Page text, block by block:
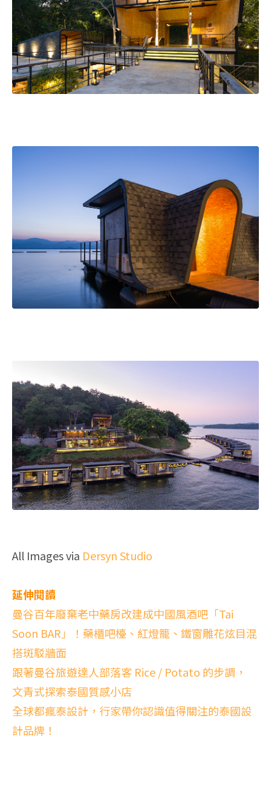
All Images via Dersyn Studio
延伸閱讀
曼谷百年廢棄老中藥房改建成中國風酒吧「Tai
Soon BAR」！藥櫃吧檯、紅燈籠、鐵窗雕花炫目混
搭斑駁牆面
跟著曼谷旅遊達人部落客 Rice / Potato 的步調，
文青式探索泰國質感小店
全球都瘋泰設計，行家帶你認識值得關注的泰國設
計品牌！